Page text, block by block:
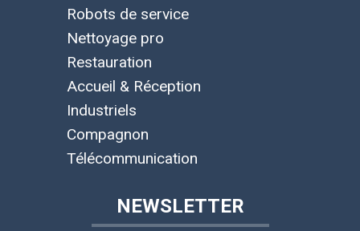
Robots de service
Nettoyage pro
Restauration
Accueil & Réception
Industriels
Compagnon
Télécommunication
NEWSLETTER